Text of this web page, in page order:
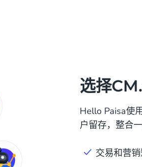
选择
Hello Paisa使
户留存，整合
交易和营